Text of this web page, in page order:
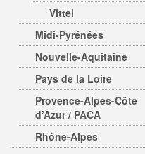
Vittel
Midi-Pyrénées
Nouvelle-Aquitaine
Pays de la Loire
Provence-Alpes-Côte
d’Azur / PACA
Rhône-Alpes